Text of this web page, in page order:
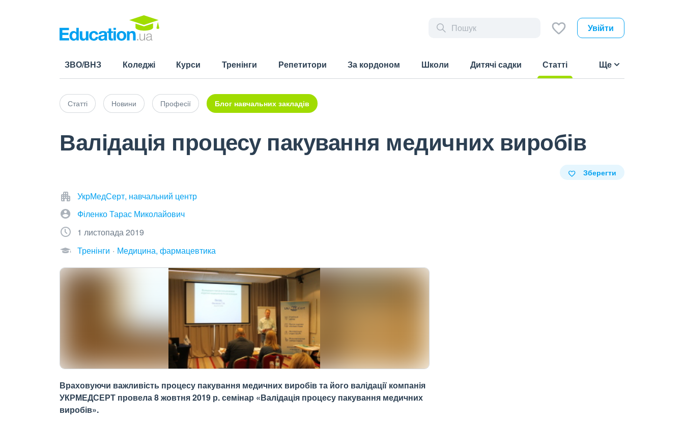
Увійти
ЗВО/ВНЗ Коледжі Курси Тренінги Репетитори За кордоном Школи Дитячі садки
Статті
Ще
Статті Новини Професії Блог навчальних закладів
Валідація процесу пакування медичних виробів
Зберегти
УкрМедСерт, навчальний центр
Філенко Тарас Миколайович
1 листопада 2019
Тренінги
Медицина, фармацевтика
Враховуючи важливість процесу пакування медичних виробів та його валідації компанія
УКРМЕДСЕРТ провела 8 жовтня 2019 р. семінар «Валідація процесу пакування медичних
виробів».